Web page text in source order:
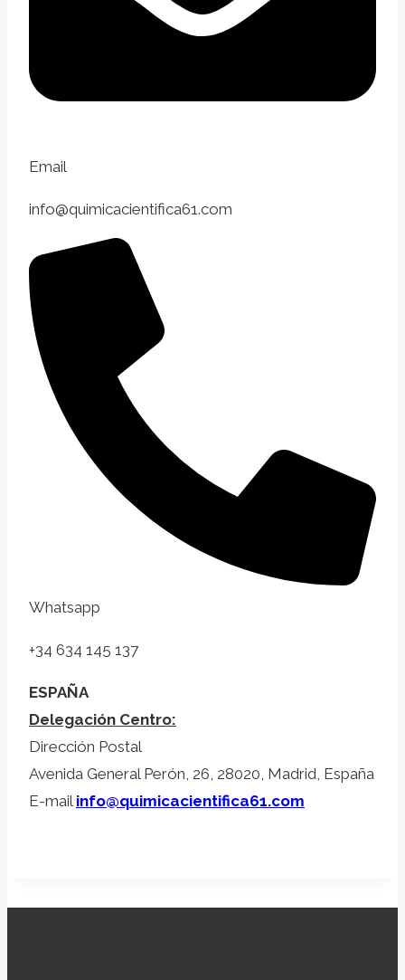
Email
info@quimicacientifica61.com
Whatsapp
+34 634 145 137
ESPAÑA
Delegación Centro:
Dirección Postal
Avenida General Perón, 26, 28020, Madrid, España
E-mail info@quimicacientifica61.com